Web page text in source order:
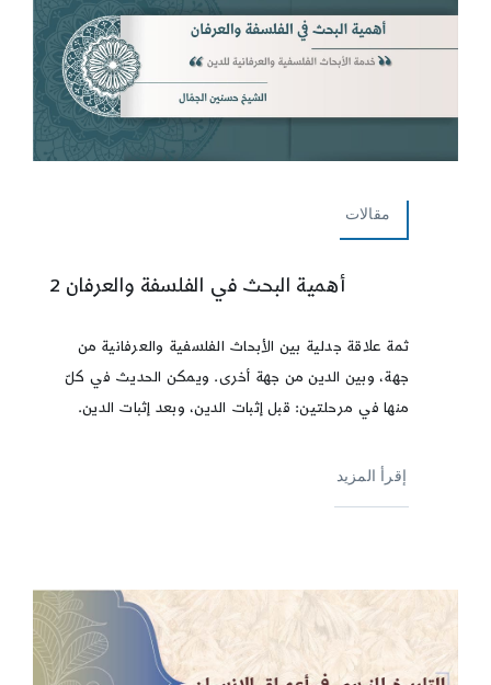
مقالات
أهمية البحث في الفلسفة والعرفان 2
ثمة علاقة جدلية بين الأبحاث الفلسفية والعرفانية من
جهة، وبين الدين من جهة أخرى. ويمكن الحديث في كلّ
منها في مرحلتين: قبل إثبات الدين، وبعد إثبات الدين.
إقرأ المزيد